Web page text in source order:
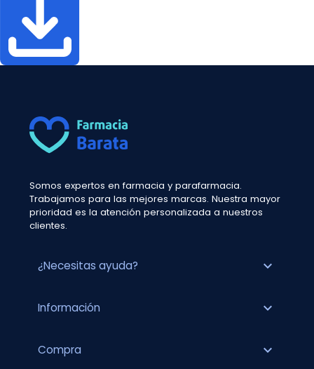
Somos expertos en farmacia y parafarmacia.
Trabajamos para las mejores marcas. Nuestra mayor
prioridad es la atención personalizada a nuestros
clientes.
¿Necesitas ayuda? expand_more
Información expand_more
Compra expand_more